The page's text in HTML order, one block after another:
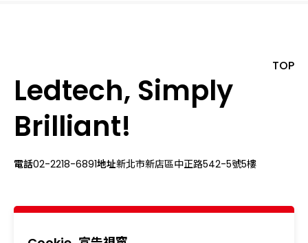
Ledtech, Simply
Brilliant!
電話02-2218-6891地址新北市新店區中正路542-5號5樓
TOP
關於我們
最新消息